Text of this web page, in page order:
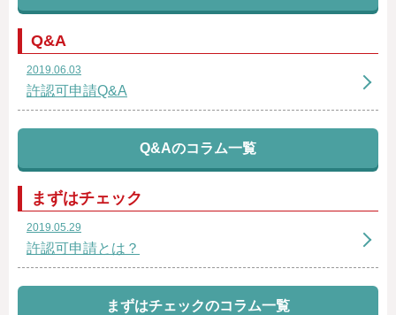
Q&A
2019.06.03
許認可申請Q&A
Q&Aのコラム一覧
まずはチェック
2019.05.29
許認可申請とは？
まずはチェックのコラム一覧